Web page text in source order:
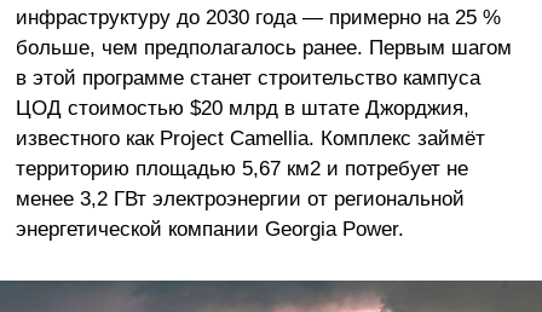
инфраструктуру до 2030 года — примерно на 25 %
больше, чем предполагалось ранее. Первым шагом
в этой программе станет строительство кампуса
ЦОД стоимостью $20 млрд в штате Джорджия,
известного как Project Camellia. Комплекс займёт
территорию площадью 5,67 км2 и потребует не
менее 3,2 ГВт электроэнергии от региональной
энергетической компании Georgia Power.